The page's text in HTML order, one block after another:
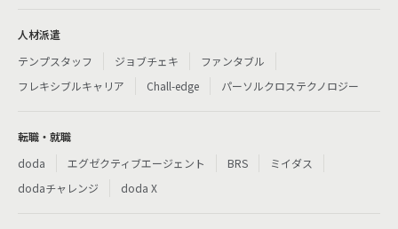
人材派遣
テンプスタッフ
ジョブチェキ
ファンタブル
フレキシブルキャリア
Chall-edge パーソルクロステクノロジー
転職・就職
doda
エグゼクティブエージェント BRS
ミイダス
dodaチャレンジ
doda X